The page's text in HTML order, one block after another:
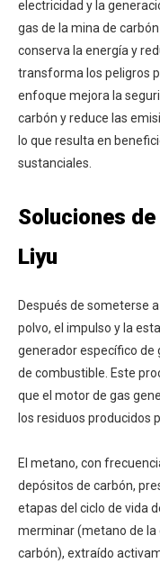
electricidad y la
gas de la mina de
conserva la energía y
transforma los peligros
enfoque mejora la
carbón y reduce las
lo que resulta en
sustanciales.
Soluciones
Liyu
Después de someterse
polvo, el impulso y la
generador específico de
de combustible. Este
que el motor de gas
los residuos producidos
El metano, con
depósitos de carbón,
etapas del ciclo de vida
merminar (metano de
carbón), extraído